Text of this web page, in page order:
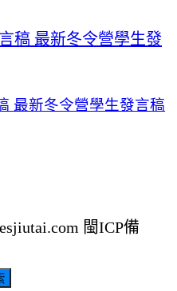
最新冬令營學生發言稿
閩ICP備